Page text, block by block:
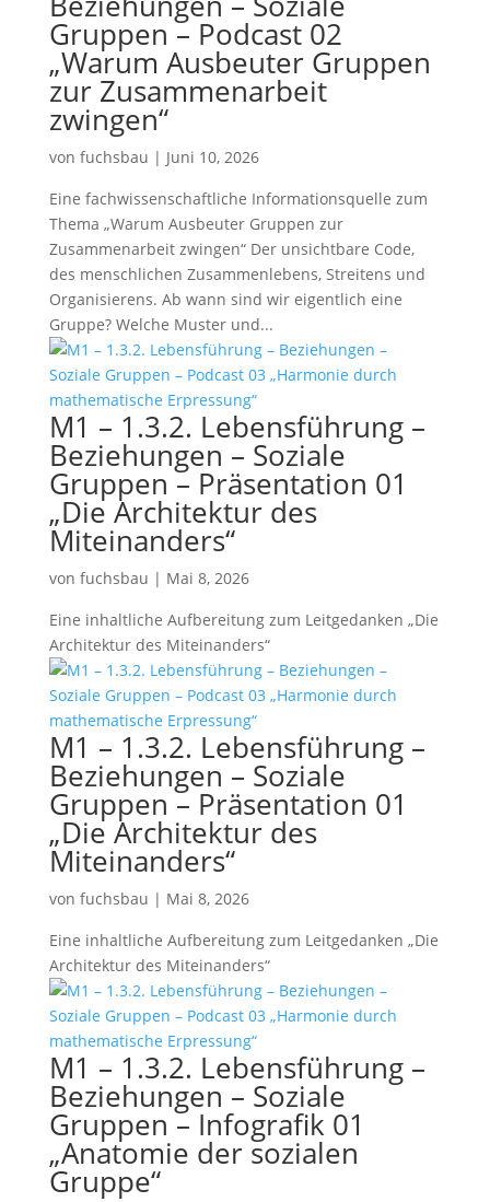
Gruppen – Podcast 02
„Warum Ausbeuter Gruppen
zur Zusammenarbeit
zwingen“
von fuchsbau | Juni 10, 2026
Eine fachwissenschaftliche Informationsquelle zum
Thema „Warum Ausbeuter Gruppen zur
Zusammenarbeit zwingen“ Der unsichtbare Code,
des menschlichen Zusammenlebens, Streitens und
Organisierens. Ab wann sind wir eigentlich eine
Gruppe? Welche Muster und...
M1 – 1.3.2. Lebensführung –
Beziehungen – Soziale
Gruppen – Präsentation 01
„Die Architektur des
Miteinanders“
von fuchsbau | Mai 8, 2026
Eine inhaltliche Aufbereitung zum Leitgedanken „Die
Architektur des Miteinanders“
M1 – 1.3.2. Lebensführung –
Beziehungen – Soziale
Gruppen – Präsentation 01
„Die Architektur des
Miteinanders“
von fuchsbau | Mai 8, 2026
Eine inhaltliche Aufbereitung zum Leitgedanken „Die
Architektur des Miteinanders“
M1 – 1.3.2. Lebensführung –
Beziehungen – Soziale
Gruppen – Infografik 01
„Anatomie der sozialen
Gruppe“